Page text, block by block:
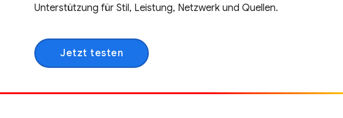
Unterstützung für Stil, Leistung, Netzwerk und Quellen.
Jetzt testen